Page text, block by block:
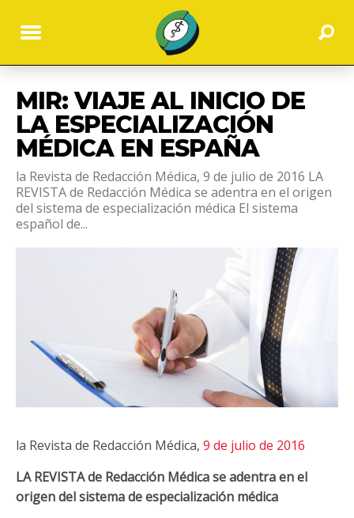
MIR: VIAJE AL INICIO DE
LA ESPECIALIZACIÓN
MÉDICA EN ESPAÑA
la Revista de Redacción Médica, 9 de julio de 2016 LA
REVISTA de Redacción Médica se adentra en el origen
del sistema de especialización médica El sistema
español de...
la Revista de Redacción Médica, 9 de julio de 2016
LA REVISTA de Redacción Médica se adentra en el
origen del sistema de especialización médica